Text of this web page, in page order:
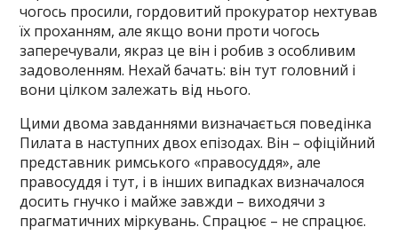
чогось просили, гордовитий прокуратор нехтував
їх проханням, але якщо вони проти чогось
заперечували, якраз це він і робив з особливим
задоволенням. Нехай бачать: він тут головний і
вони цілком залежать від нього.
Цими двома завданнями визначається поведінка
Пилата в наступних двох епізодах. Він – офіційний
представник римського «правосуддя», але
правосуддя і тут, і в інших випадках визначалося
досить гнучко і майже завжди – виходячи з
прагматичних міркувань. Спрацює – не спрацює.